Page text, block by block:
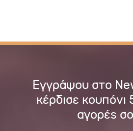
Εγγράψου στο
κέρδισε κουπόνι
αγορές